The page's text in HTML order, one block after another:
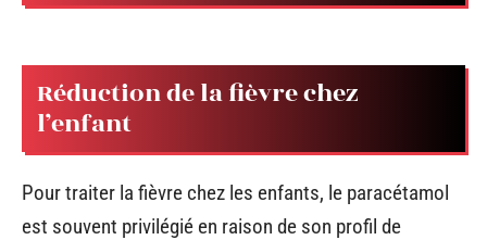
Réduction de la fièvre chez
l’enfant
Pour traiter la fièvre chez les enfants, le paracétamol
est souvent privilégié en raison de son profil de